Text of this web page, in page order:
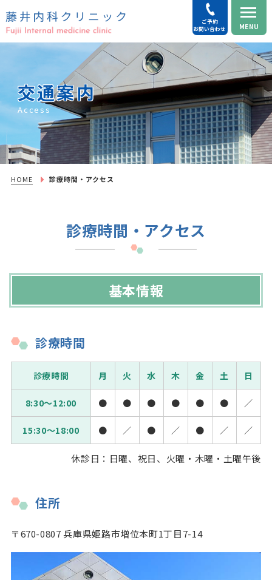
ご予約
お問い合わせ MENU
交通案内
Access
HOME 診療時間・アクセス
診療時間・アクセス
基本情報
診療時間
診療時間 月 火 水 木 金 土 日
8:30～12:00 ● ● ● ● ● ● ／
15:30～18:00 ● ／ ● ／ ● ／ ／
休診日：日曜、祝日、火曜・木曜・土曜午後
住所
〒670-0807 兵庫県姫路市増位本町1丁目7-14